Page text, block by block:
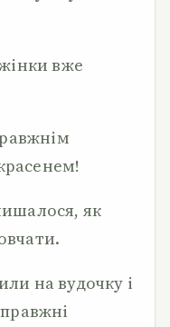
вже
як
на вудочку і